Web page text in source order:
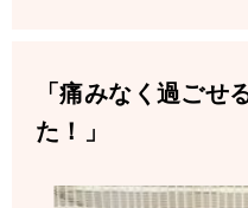
「痛みなく過ごせ
た！」